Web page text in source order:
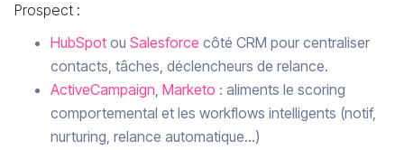
Prospect :
HubSpot ou Salesforce côté CRM pour centraliser
contacts, tâches, déclencheurs de relance.
ActiveCampaign, Marketo : aliments le scoring
comportemental et les workflows intelligents (notif,
nurturing, relance automatique…)